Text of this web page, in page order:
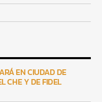
EN CIUDAD DE
CHE Y DE FIDEL